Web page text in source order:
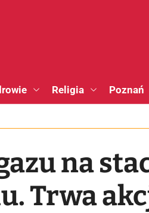
Religia Poznań
na
Trwa